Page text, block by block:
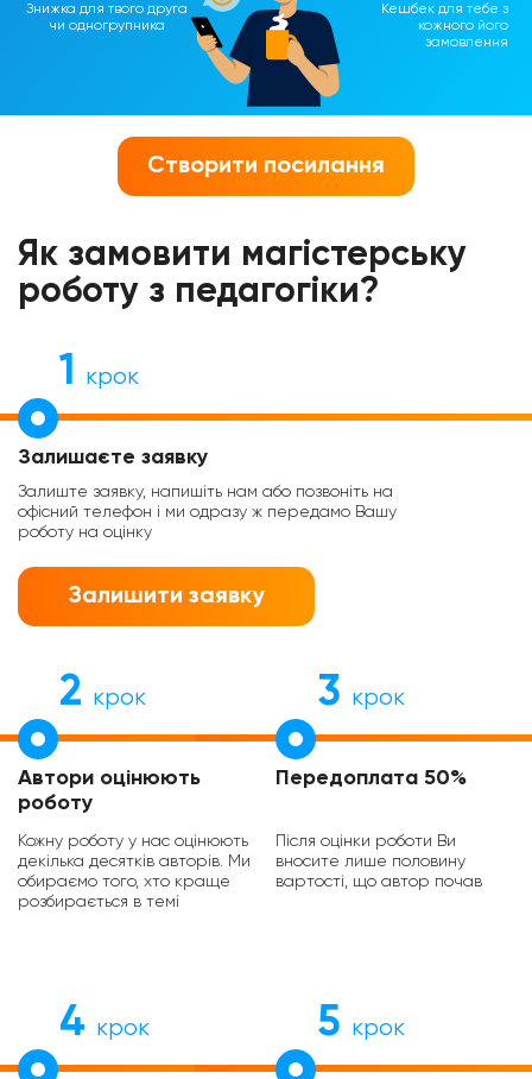
Знижка для твого друга
чи одногрупника
Кешбек для тебе з
кожного його
замовлення
Створити посилання
Як замовити магістерську
роботу з педагогіки?
1 крок
Залишаєте заявку
Залиште заявку, напишіть нам або позвоніть на
офісний телефон і ми одразу ж передамо Вашу
роботу на оцінку
Залишити заявку
2 крок
Автори оцінюють
роботу
Кожну роботу у нас оцінюють
декілька десятків авторів. Ми
обираємо того, хто краще
розбирається в темі
3 крок
Передоплата 50%
Після оцінки роботи Ви
вносите лише половину
вартості, що автор почав
4 крок 5 крок